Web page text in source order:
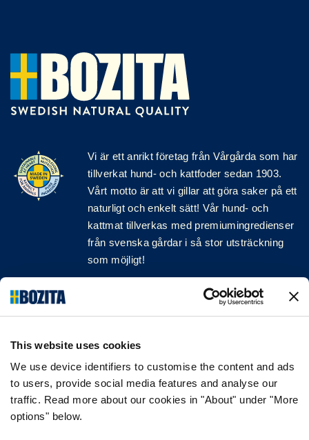
This website uses cookies
We use device identifiers to customise the content and ads
to users, provide social media features and analyse our
traffic. Read more about our cookies in "About" under "More
options" below.
Vi är ett anriktföretag från Vårgårda som har
tillverkat hund- och kattfoder sedan 1903.
Vårt motto är att vi gillar att göra saker på ett
naturligt och enkelt sätt! Vår hund- och
kattmat tillverkas med premiumingredienser
från svenska gårdar i så stor utsträckning
som möjligt!
Följ oss på sociala medier
INFORMATION
VANLIGA FRÅGOR & SVAR
OM FÖRETAGET